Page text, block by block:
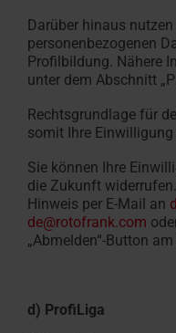
Darüber hinaus
personenbezogenen
Profilbildung. Nähere
unter dem Abschnitt
Rechtsgrundlage für
somit Ihre Einwilligung
Sie können Ihre
die Zukunft
Hinweis per E-Mail an
de@rotofrank.com
„Abmelden“-Button
d) ProfiLiga